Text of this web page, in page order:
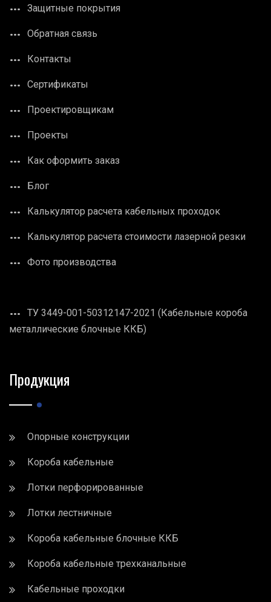
Защитные покрытия
Обратная связь
Контакты
Сертификаты
Проектировщикам
Проекты
Как оформить заказ
Блог
Калькулятор расчета кабельных проходок
Калькулятор расчета стоимости лазерной резки
Фото производства
ТУ 3449-001-50312147-2021 (Кабельные короба
металлические блочные ККБ)
Продукция
Опорные конструкции
Короба кабельные
Лотки перфорированные
Лотки лестничные
Короба кабельные блочные ККБ
Короба кабельные трехканальные
Кабельные проходки